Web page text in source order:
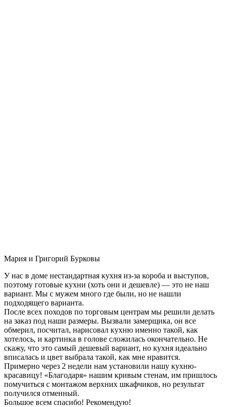
Мария и Григорий Бурковы
У нас в доме нестандартная кухня из-за короба и выступов,
поэтому готовые кухни (хоть они и дешевле) — это не наш
вариант. Мы с мужем много где были, но не нашли
подходящего варианта.
После всех походов по торговым центрам мы решили делать
на заказ под наши размеры. Вызвали замерщика, он все
обмерил, посчитал, нарисовал кухню именно такой, как
хотелось, и картинка в голове сложилась окончательно. Не
скажу, что это самый дешевый вариант, но кухня идеально
вписалась и цвет выбрала такой, как мне нравится.
Примерно через 2 недели нам установили нашу кухню-
красавицу! «Благодаря» нашим кривым стенам, им пришлось
помучиться с монтажом верхних шкафчиков, но результат
получился отменный.
Большое всем спасибо! Рекомендую!